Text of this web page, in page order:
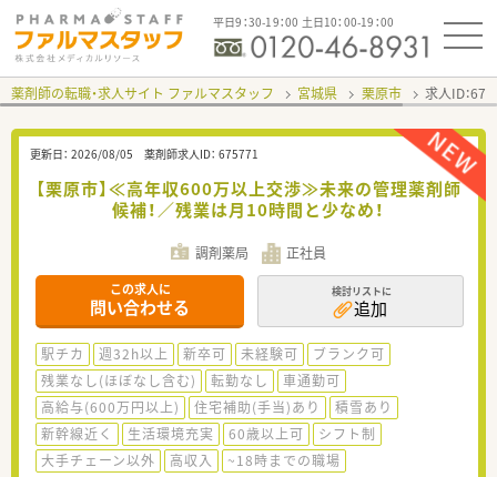
平日9：30-19：00 土日10：00-19：00
薬剤師の転職・求人サイト ファルマスタッフ 宮城県 栗原市 求人ID：
更新日： 2026/08/05 薬剤師求人ID： 675771
【栗原市】≪高年収600万以上交渉≫未来の管理薬剤師
候補！／残業は月10時間と少なめ！
調剤薬局 正社員
この求人に
問い合わせる
検討リストに
追加
駅チカ 週32h以上 新卒可 未経験可
ブランク可
残業なし(ほぼなし含む)
転勤なし
車通勤可
高給与(600万円以上)
住宅補助(手当)あり
積雪あり
新幹線近く
生活環境充実 60歳以上可
シフト制
大手チェーン以外
高収入 ~18時までの職場